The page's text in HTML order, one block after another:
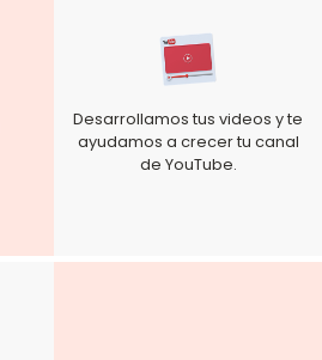
Desarrollamos tus videos y te
ayudamos a crecer tu canal
de YouTube.